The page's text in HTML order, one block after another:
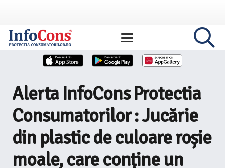
Alerta InfoCons Protectia
Consumatorilor : Jucărie
din plastic de culoare roșie
moale, care conține un